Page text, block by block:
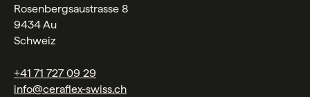
Rosenbergsaustrasse 8
9434 Au
Schweiz
+41 71 727 09 29
info@ceraflex-swiss.ch